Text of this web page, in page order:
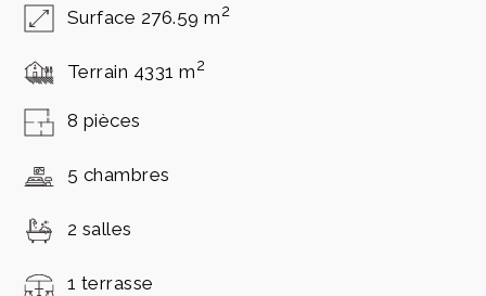
Surface 276.59 m2
Terrain 4331 m2
8 pièces
5 chambres
2 salles
1 terrasse